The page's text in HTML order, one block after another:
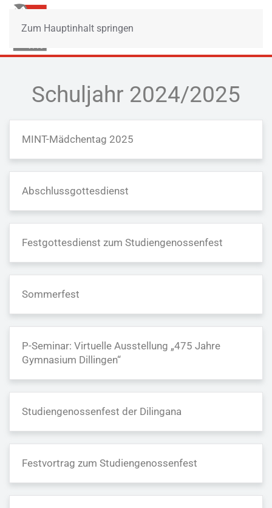
Zum Hauptinhalt springen
Schuljahr 2024/2025
MINT-Mädchentag 2025
Abschlussgottesdienst
Festgottesdienst zum Studiengenossenfest
Sommerfest
P-Seminar: Virtuelle Ausstellung „475 Jahre
Gymnasium Dillingen“
Studiengenossenfest der Dilingana
Festvortrag zum Studiengenossenfest